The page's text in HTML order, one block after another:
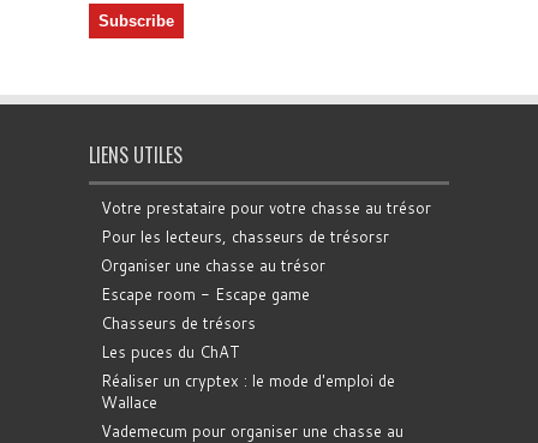
LIENS UTILES
Votre prestataire pour votre chasse au trésor
Pour les lecteurs, chasseurs de trésorsr
Organiser une chasse au trésor
Escape room - Escape game
Chasseurs de trésors
Les puces du ChAT
Réaliser un cryptex : le mode d'emploi de
Wallace
Vademecum pour organiser une chasse au